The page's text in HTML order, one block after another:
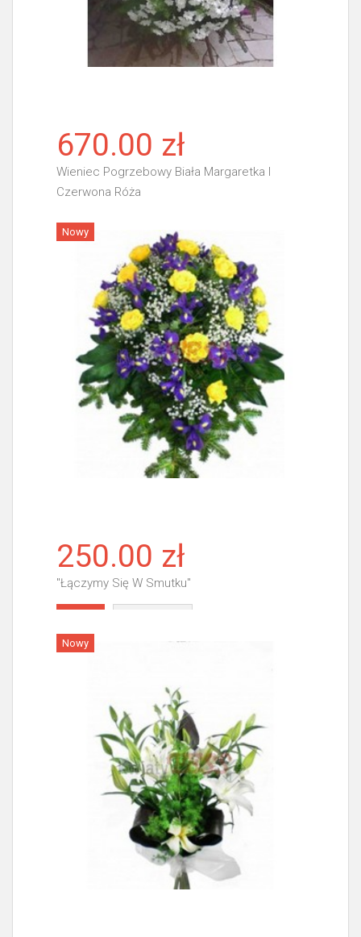
670.00 zł
Wieniec Pogrzebowy Biała Margaretka I
Czerwona Róża
Więcej
Nowy
250.00 zł
"Łączymy Się W Smutku"
Nowy